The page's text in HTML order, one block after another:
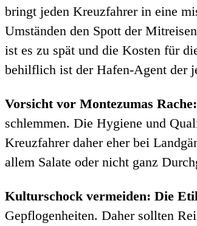
bringt jeden Kreuzfahrer in eine
Umständen den Spott der
ist es zu spät und die Kosten für
behilflich ist der Hafen-Agent der
Vorsicht vor Montezumas
schlemmen. Die Hygiene und
Kreuzfahrer daher eher bei
allem Salate oder nicht ganz
Kulturschock vermeiden: Die
Gepflogenheiten. Daher sollten